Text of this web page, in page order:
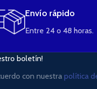
Envío rápido
Entre 24 o 48 horas.
boletín!
con nuestra política